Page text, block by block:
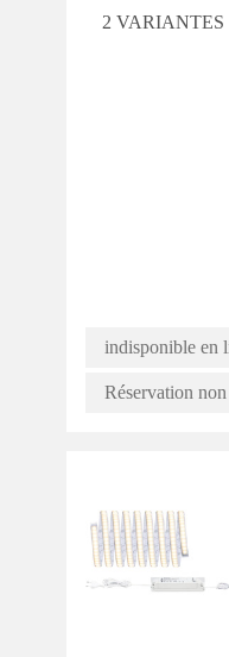
2 VARIANTES
indisponible en
Réservation